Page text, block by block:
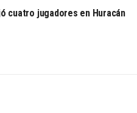
cuatro jugadores en Huracán